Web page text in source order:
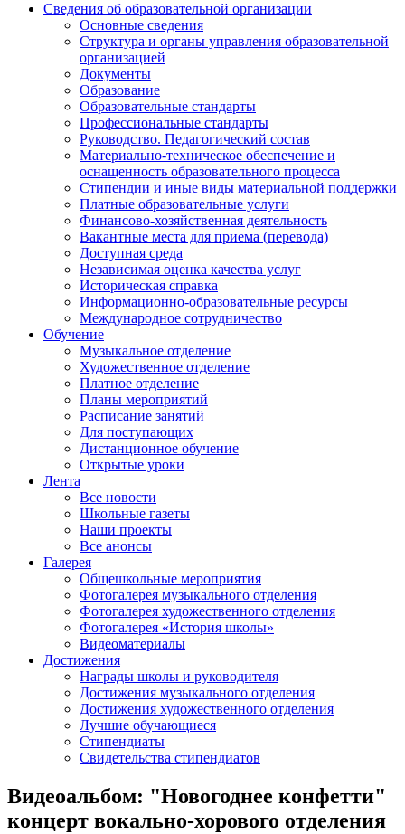
Сведения об образовательной организации
Основные сведения
Структура и органы управления образовательной
организацией
Документы
Образование
Образовательные стандарты
Профессиональные стандарты
Руководство. Педагогический состав
Материально-техническое обеспечение и
оснащенность образовательного процесса
Стипендии и иные виды материальной поддержки
Платные образовательные услуги
Финансово-хозяйственная деятельность
Вакантные места для приема (перевода)
Доступная среда
Независимая оценка качества услуг
Историческая справка
Информационно-образовательные ресурсы
Международное сотрудничество
Обучение
Музыкальное отделение
Художественное отделение
Платное отделение
Планы мероприятий
Расписание занятий
Для поступающих
Дистанционное обучение
Открытые уроки
Лента
Все новости
Школьные газеты
Наши проекты
Все анонсы
Галерея
Общешкольные мероприятия
Фотогалерея музыкального отделения
Фотогалерея художественного отделения
Фотогалерея «История школы»
Видеоматериалы
Достижения
Награды школы и руководителя
Достижения музыкального отделения
Достижения художественного отделения
Лучшие обучающиеся
Стипендиаты
Свидетельства стипендиатов
Видеоальбом: "Новогоднее конфетти"
концерт вокально-хорового отделения